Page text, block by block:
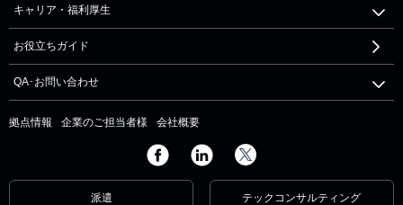
キャリア・福利厚生
お役立ちガイド
QA･お問い合わせ
拠点情報 企業のご担当者様 会社概要
派遣 テックコンサルティング